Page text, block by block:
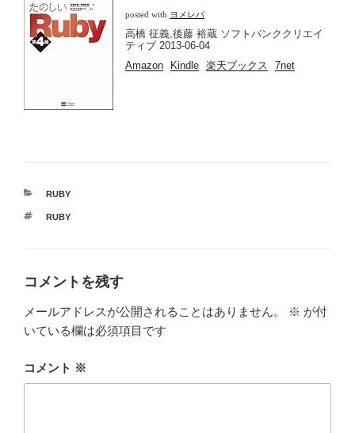
posted with ヨメレバ
高橋 征義,後藤 裕蔵 ソフトバンククリエイ
ティブ 2013-06-04
Amazon
Kindle 楽天ブックス 7net
カ
ゴ
RUBY
タ
RUBY
コメントを残す
メールアドレスが公開されることはありません。 ※ が付
いている欄は必須項目です
コメント ※